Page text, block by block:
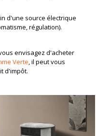
d'une source électrique
régulation).
envisagez d'acheter
Verte, il peut vous
d'impôt.